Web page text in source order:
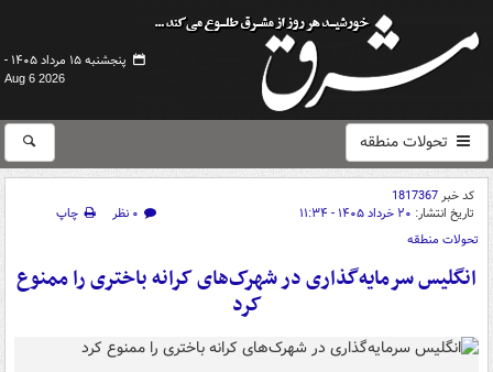
پنجشنبه ۱۵ مرداد ۱۴۰۵ -
Aug 6 2026
تحولات منطقه
کد خبر1817367
تاریخ انتشار: ۲۰ خرداد ۱۴۰۵ - ۱۱:۳۴ ۰ نظر
چاپ
تحولات منطقه
انگلیس سرمایه‌گذاری در شهرک‌های کرانه باختری را ممنوع
کرد